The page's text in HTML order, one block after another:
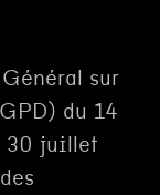
sur
du 14
30 juillet